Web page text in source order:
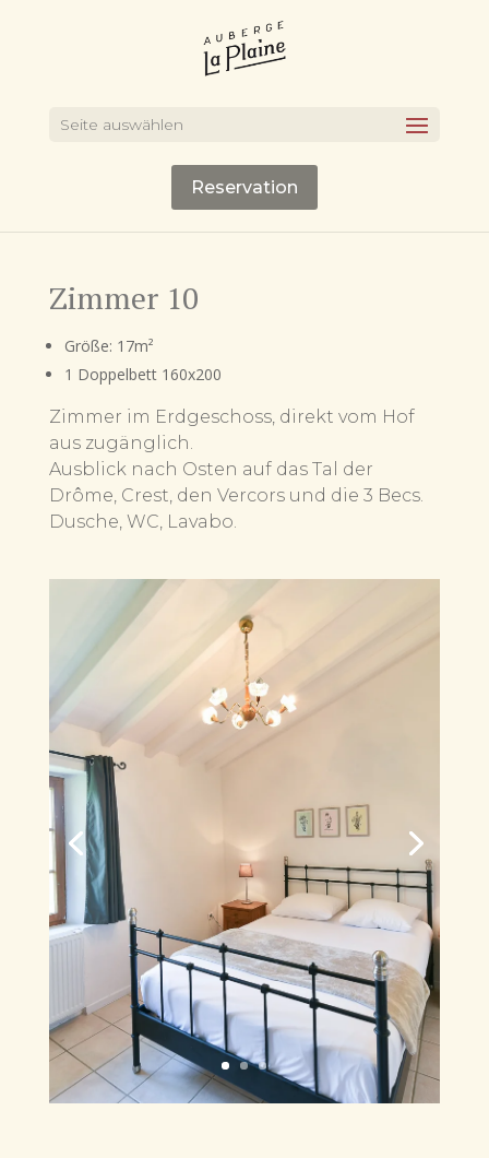
Seite auswählen
Reservation
Zimmer 10
Größe: 17m²
1 Doppelbett 160x200
Zimmer im Erdgeschoss, direkt vom Hof
aus zugänglich.
Ausblick nach Osten auf das Tal der
Drôme, Crest, den Vercors und die 3 Becs.
Dusche, WC, Lavabo.